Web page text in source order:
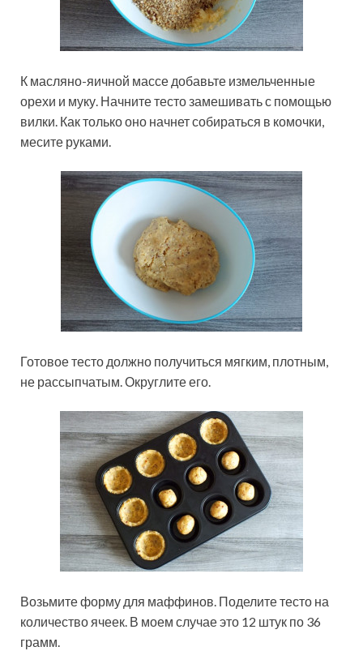
К масляно-яичной массе добавьте измельченные
орехи и муку. Начните тесто замешивать с помощью
вилки. Как только оно начнет собираться в комочки,
месите руками.
Готовое тесто должно получиться мягким, плотным,
не рассыпчатым. Округлите его.
Возьмите форму для маффинов. Поделите тесто на
количество ячеек. В моем случае это 12 штук по 36
грамм.